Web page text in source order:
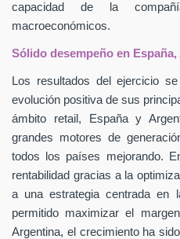
capacidad de la
macroeconómicos.
Sólido desempeño en
Los resultados del ejercicio
evolución positiva de sus
ámbito retail, España y
grandes motores de
todos los países mejorando.
rentabilidad gracias a la
a una estrategia centrada en
permitido maximizar el
Argentina, el crecimiento ha